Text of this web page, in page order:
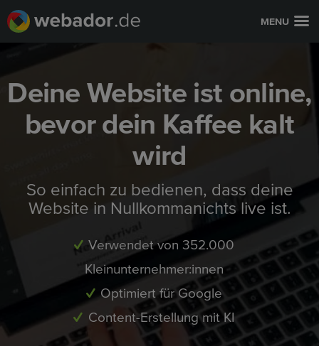
MENU
Deine Website ist online,
bevor dein Kaffee kalt
wird
So einfach zu bedienen, dass deine
Website in Nullkommanichts live ist.
Verwendet von 352.000
Kleinunternehmer:innen
Optimiert für Google
Content-Erstellung mit KI